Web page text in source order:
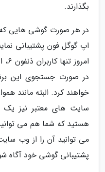
بگذارند.
در هر صورت گوشی هایی که
اپ گوگل فون پشتیبانی
در صورت جستجوی این
سایت های معتبر نیز یک
هستید که شما هم می توانید
پشتیبانی گوشی خود آگاه